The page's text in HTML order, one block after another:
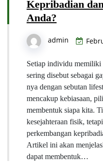
Kepribadian
Anda?
admin
Setiap individu
sering disebut sebagai
nya dengan sebutan
mencakup kebiasaan,
membentuk siapa kita.
kesejahteraan fisik,
perkembangan
Artikel ini akan
dapat membentuk…